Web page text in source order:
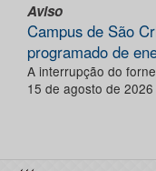
Aviso
Campus de São
programado de
A interrupção do
15 de agosto de 2026